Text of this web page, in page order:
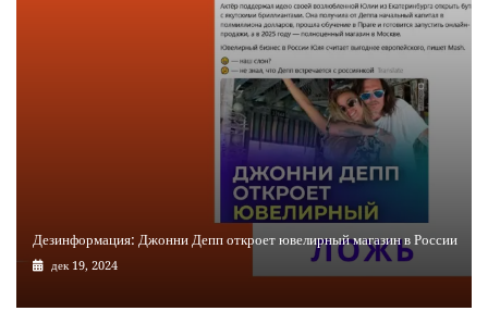
Дезинформация: Джонни Депп откроет ювелирный магазин в России
дек 19, 2024